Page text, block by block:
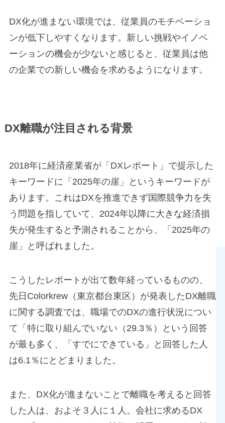
DX化が進まない環境では、従業員のモチベーショ
ンが低下しやすくなります。新しい挑戦やイノベ
ーションの機会が少ないと感じると、従業員は他
の企業での新しい機会を求めるようになります。
DX離職が注目される背景
2018年に経済産業省が「DXレポート」で提示した
キーワードに「2025年の崖」というキーワードが
あります。これはDXを推進できず国際競争力を失
う問題を指していて、2024年以降に大きな経済損
失が発生すると予測されることから、「2025年の
崖」と呼ばれました。
こうしたレポートが出て数年経っているものの、
先日Colorkrew（東京都台東区）が発表したDX離職
に関する調査では、職場でのDXの進行状況につい
て「特に取り組んでいない（29.3％）という回答
が最も多く、「すでにできている」と回答した人
は6.1％にとどまりました。
また、DX化が進まないことで離職を考えると回答
した人は、およそ３人に１人。会社に求めるDX